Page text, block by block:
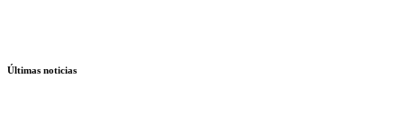
Últimas noticias